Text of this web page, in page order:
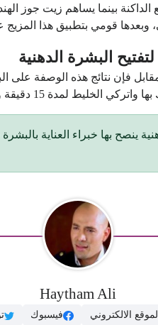
بينما يساهم زيت جوز
المزيج على الوجه لمدة 15 دقيقة ثم
فإن نتائج هذه الوصفة على
ثم اشطفي بشرتك بالماء الفاتر.
تفتيح البشرة الدهنية ينصح بها خبراء
Haytham Ali
الالكتروني فيسبوك